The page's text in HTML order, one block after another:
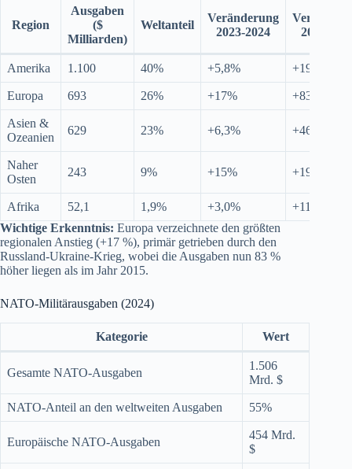
Region
Ausgaben
($
Milliarden)
Weltanteil
Veränderung
2023-2024
2015-
Amerika 1.100 40% +5,8% +19%
Europa 693 26% +17% +83%
Asien &
Ozeanien
629 23% +6,3% +46%
Naher
Osten
243 9% +15% +19%
Afrika 52,1 1,9% +3,0%
+11%
Wichtige Erkenntnis: Europa verzeichnete den größten
regionalen Anstieg (+17 %), primär getrieben durch den
Russland-Ukraine-Krieg, wobei die Ausgaben nun 83 %
höher liegen als im Jahr 2015.
NATO-Militärausgaben (2024)
Kategorie Wert
Gesamte NATO-Ausgaben
1.506
Mrd. $
NATO-Anteil an den weltweiten Ausgaben 55%
Europäische NATO-Ausgaben
454 Mrd.
$